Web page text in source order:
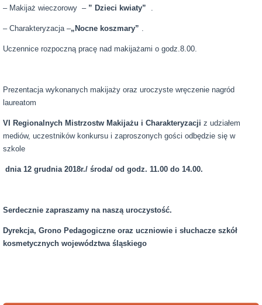
– Makijaż wieczorowy –” Dzieci kwiaty” .
– Charakteryzacja –„Nocne koszmary” .
Uczennice rozpoczną pracę nad makijażami o godz.8.00.
Prezentacja wykonanych makijaży oraz uroczyste wręczenie nagród
laureatom
VI Regionalnych Mistrzostw Makijażu i Charakteryzacji z udziałem
mediów, uczestników konkursu i zaproszonych gości odbędzie się w
szkole
dnia 12 grudnia 2018r./ środa/ od godz. 11.00 do 14.00.
Serdecznie zapraszamy na naszą uroczystość.
Dyrekcja, Grono Pedagogiczne oraz uczniowie i słuchacze szkół
kosmetycznych województwa śląskiego